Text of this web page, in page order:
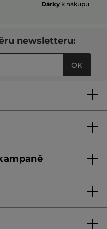
Dárky k nákupu
newsletteru:
OK
6. 2026